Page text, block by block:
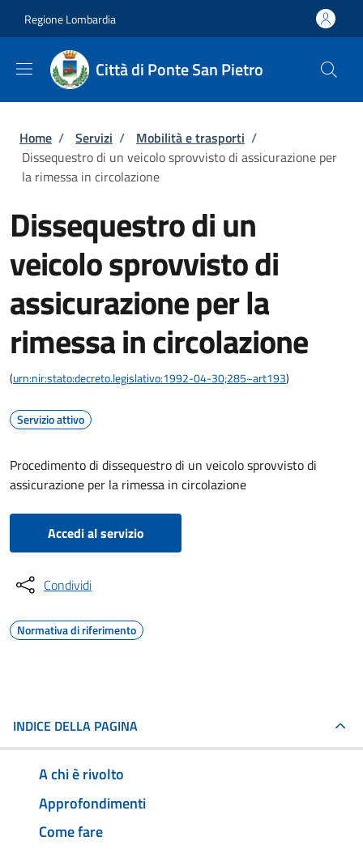
Regione Lombardia
Città di Ponte San Pietro
Briciole di pane
Home / Servizi / Mobilità e trasporti /
Dissequestro di un veicolo sprovvisto di assicurazione per
la rimessa in circolazione
Dissequestro di un
veicolo sprovvisto di
assicurazione per la
rimessa in circolazione
(urn:nir:stato:decreto.legislativo:1992-04-30;285~art193)
Servizio attivo
Procedimento di dissequestro di un veicolo sprovvisto di
assicurazione per la rimessa in circolazione
Accedi al servizio
Condividi
Normativa di riferimento
INDICE DELLA PAGINA
A chi è rivolto
Approfondimenti
Come fare